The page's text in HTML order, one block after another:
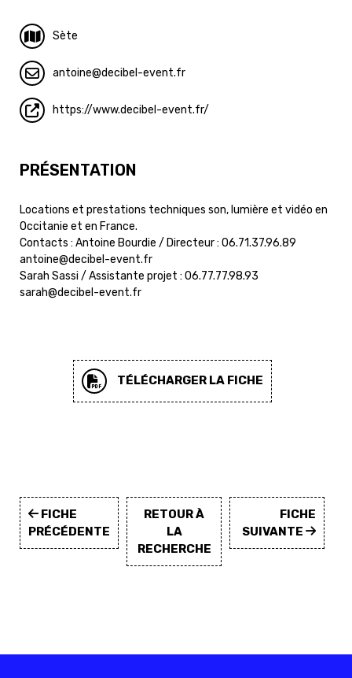
Sète
antoine decibel-event.fr
https://www.decibel-event.fr/
PRÉSENTATION
Locations et prestations techniques son, lumière et vidéo en
Occitanie et en France.
Contacts : Antoine Bourdie / Directeur : 06.71.37.96.89
antoine@decibel-event.fr
Sarah Sassi / Assistante projet : 06.77.77.98.93
sarah@decibel-event.fr
TÉLÉCHARGER LA FICHE
FICHE
PRÉCÉDENTE
RETOUR À
LA
RECHERCHE
FICHE
SUIVANTE